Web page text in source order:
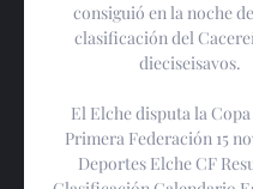
consiguió en la noche
clasificación del
dieciseisavos.
El Elche disputa la
Primera Federación 15
Deportes Elche CF